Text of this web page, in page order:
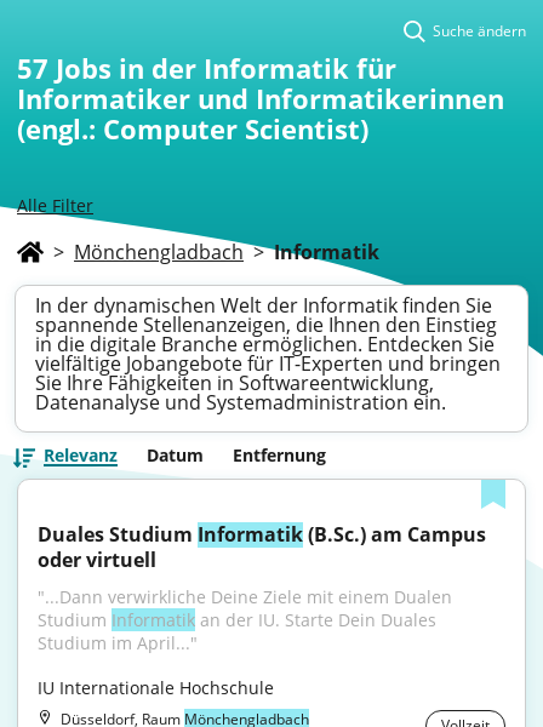
Alle Filter
Suche ändern
57 Jobs in der Informatik für
Informatiker und Informatikerinnen
(engl.: Computer Scientist)
> Mönchengladbach > Informatik
In der dynamischen Welt der Informatik finden Sie
spannende Stellenanzeigen, die Ihnen den Einstieg
in die digitale Branche ermöglichen. Entdecken Sie
vielfältige Jobangebote für IT-Experten und bringen
Sie Ihre Fähigkeiten in Softwareentwicklung,
Datenanalyse und Systemadministration ein.
Relevanz Datum Entfernung
Duales Studium Informatik (B.Sc.) am Campus
oder virtuell
"...Dann verwirkliche Deine Ziele mit einem Dualen
Studium Informatik an der IU. Starte Dein Duales
Studium im April..."
IU Internationale Hochschule
Düsseldorf, Raum Mönchengladbach